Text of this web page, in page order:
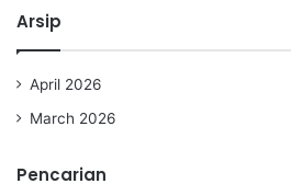
Arsip
April 2026
March 2026
Pencarian